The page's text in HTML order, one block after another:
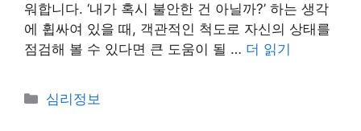
워합니다. ‘내가 혹시 불안한 건 아닐까?’ 하는 생각
에 휩싸여 있을 때, 객관적인 척도로 자신의 상태를
점검해 볼 수 있다면 큰 도움이 될 … 더 읽기
카
심리정보